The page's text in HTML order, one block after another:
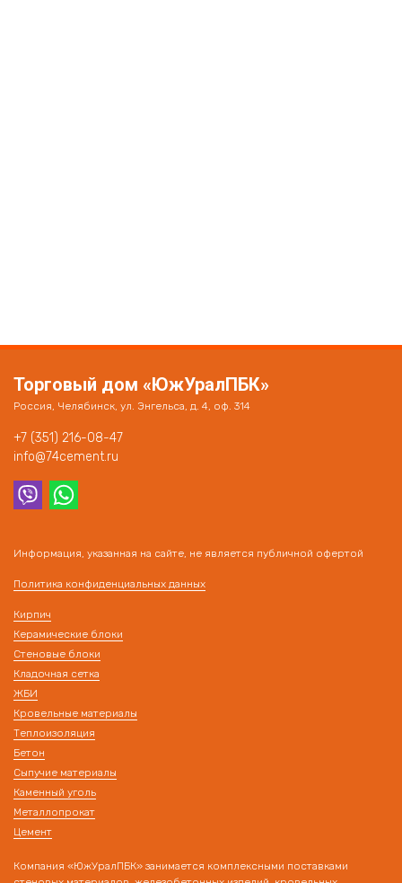
Торговый дом «ЮжУралПБК»
Россия, Челябинск, ул. Энгельса, д. 4, оф. 314
+7 (351) 216-08-47
info@74cement.ru
Информация, указанная на сайте, не является публичной офертой
Политика конфиденциальных данных
Кирпич
Керамические блоки
Стеновые блоки
Кладочная сетка
ЖБИ
Кровельные материалы
Теплоизоляция
Бетон
Сыпучие материалы
Каменный уголь
Металлопрокат
Цемент
Компания «ЮжУралПБК» занимается комплексными поставками